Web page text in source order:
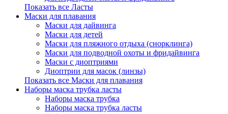
Показать все Ласты
Маски для плавания
Маски для дайвинга
Маски для детей
Маски для пляжного отдыха (снорклинга)
Маски для подводной охоты и фридайвинга
Маски с диоптриями
Диоптрии для масок (линзы)
Показать все Маски для плавания
Наборы маска трубка ласты
Наборы маска трубка
Наборы маска трубка ласты